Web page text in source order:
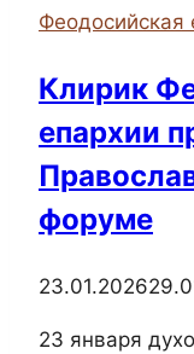
Феодосийская
Клирик
епархии
форуме
23.01.2026
​23 января